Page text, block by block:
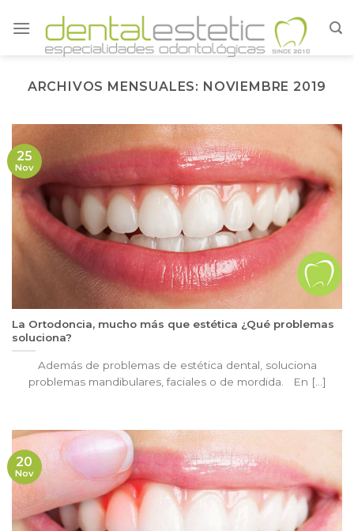
content
ARCHIVOS MENSUALES: NOVIEMBRE 2019
La Ortodoncia, mucho más que estética ¿Qué problemas
soluciona?
Además de problemas de estética dental, soluciona
problemas mandibulares, faciales o de mordida. En [...]
25
Nov
20
Nov